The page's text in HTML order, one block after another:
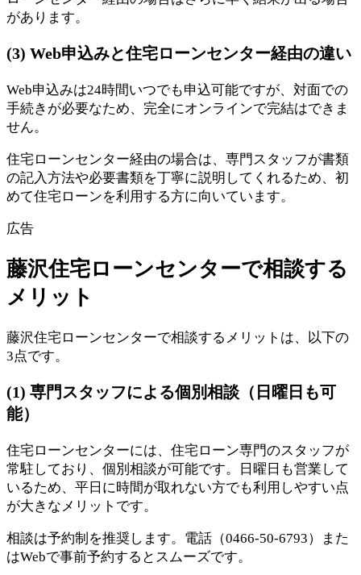
があります。
(3) Web申込みと住宅ローンセンター経由の違い
Web申込みは24時間いつでも申込可能ですが、対面での
手続きが必要なため、完全にオンラインで完結はできま
せん。
住宅ローンセンター経由の場合は、専門スタッフが書類
の記入方法や必要書類を丁寧に説明してくれるため、初
めて住宅ローンを利用する方に向いています。
広告
藤沢住宅ローンセンターで相談する
メリット
藤沢住宅ローンセンターで相談するメリットは、以下の
3点です。
(1) 専門スタッフによる個別相談（日曜日も可
能）
住宅ローンセンターには、住宅ローン専門のスタッフが
常駐しており、個別相談が可能です。日曜日も営業して
いるため、平日に時間が取れない方でも利用しやすい点
が大きなメリットです。
相談は予約制を推奨します。電話（0466-50-6793）また
はWebで事前予約するとスムーズです。